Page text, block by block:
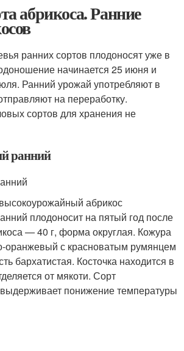
абрикоса. Ранние
ранних сортов плодоносят уже в
начинается 25 июня и
Ранний урожай употребляют в
на переработку.
сортов для хранения не
ранний
абрикос
плодоносит на пятый год после
— 40 г, форма округлая. Кожура
оранжевый с красноватым румянцем
бархатистая. Косточка находится в
от мякоти. Сорт
понижение температуры